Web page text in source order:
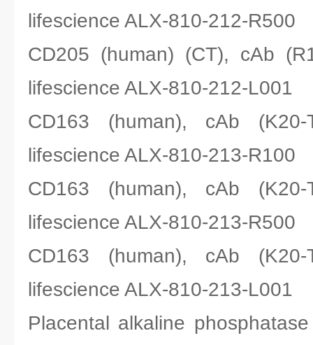
lifescience ALX-810-212-R500
CD205 (human) (CT), cAb
lifescience ALX-810-212-L001
CD163 (human), cAb
lifescience ALX-810-213-R100
CD163 (human), cAb
lifescience ALX-810-213-R500
CD163 (human), cAb
lifescience ALX-810-213-L001
Placental alkaline